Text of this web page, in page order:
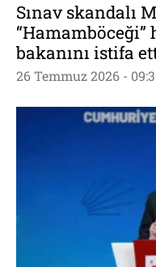
Sınav skandalı
bakanını istifa
26 Temmuz 2026 -